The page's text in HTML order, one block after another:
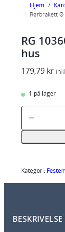
Hjem /
Rørbrakett Ø
RG
hus
179,79 kr
1 på lager
R
6
0
r
Kategori:
BESKRIVELSE